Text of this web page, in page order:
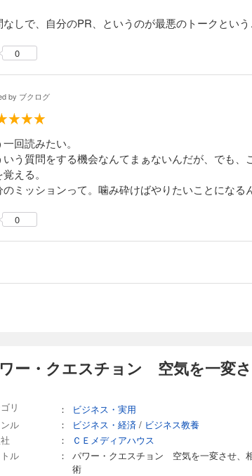
なしで、自分のPR、というのが最悪のトークという
0
by ブクログ
一回読みたい。
いう質問をする機会なんてまぁないんだが、でも
える。
のミッションって。噛み砕けばやりたいことになる
0
ー・クエスチョン 空気を一変
リ ：
ビジネス・実用
ル
： ビジネス・経済 / ビジネス教養
：
ＣＥメディアハウス
ル
：
パワー・クエスチョン 空気を一変させ、
術